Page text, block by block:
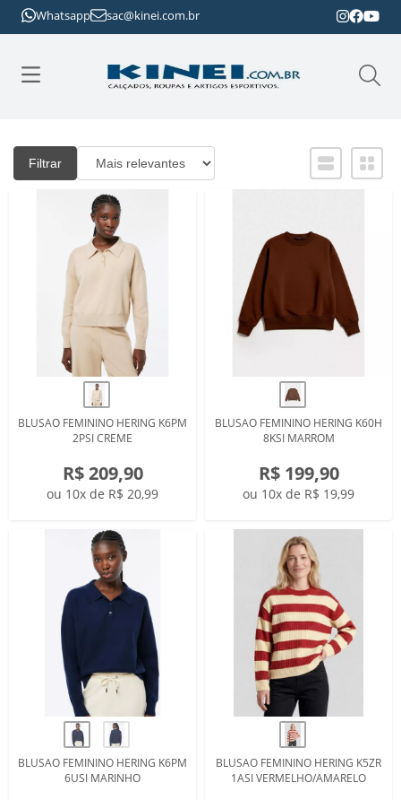
Whatsapp sac@kinei.com.br
Filtrar
BLUSAO FEMININO HERING K6PM
2PSI CREME
R$ 209,90
ou 10x de R$ 20,99
BLUSAO FEMININO HERING K60H
8KSI MARROM
R$ 199,90
ou 10x de R$ 19,99
BLUSAO FEMININO HERING K6PM
6USI MARINHO
BLUSAO FEMININO HERING K5ZR
1ASI VERMELHO/AMARELO